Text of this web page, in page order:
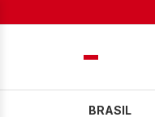
BRASIL